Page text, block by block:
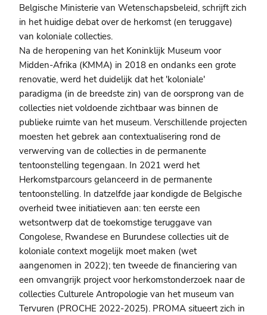
Belgische Ministerie van Wetenschapsbeleid, schrijft zich
in het huidige debat over de herkomst (en teruggave)
van koloniale collecties.
Na de heropening van het Koninklijk Museum voor
Midden-Afrika (KMMA) in 2018 en ondanks een grote
renovatie, werd het duidelijk dat het 'koloniale'
paradigma (in de breedste zin) van de oorsprong van de
collecties niet voldoende zichtbaar was binnen de
publieke ruimte van het museum. Verschillende projecten
moesten het gebrek aan contextualisering rond de
verwerving van de collecties in de permanente
tentoonstelling tegengaan. In 2021 werd het
Herkomstparcours gelanceerd in de permanente
tentoonstelling. In datzelfde jaar kondigde de Belgische
overheid twee initiatieven aan: ten eerste een
wetsontwerp dat de toekomstige teruggave van
Congolese, Rwandese en Burundese collecties uit de
koloniale context mogelijk moet maken (wet
aangenomen in 2022); ten tweede de financiering van
een omvangrijk project voor herkomstonderzoek naar de
collecties Culturele Antropologie van het museum van
Tervuren (PROCHE 2022-2025). PROMA situeert zich in